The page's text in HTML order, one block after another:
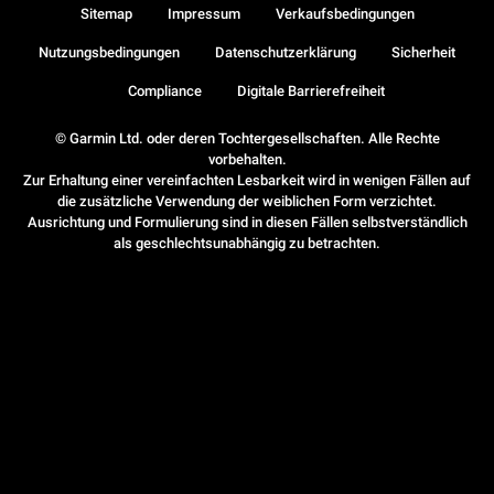
© Garmin Ltd. oder deren Tochtergesellschaften. Alle Rechte
vorbehalten.
Zur Erhaltung einer vereinfachten Lesbarkeit wird in wenigen Fällen auf
die zusätzliche Verwendung der weiblichen Form verzichtet.
Ausrichtung und Formulierung sind in diesen Fällen selbstverständlich
als geschlechtsunabhängig zu betrachten.
Sitemap Impressum Verkaufsbedingungen
Nutzungsbedingungen Datenschutzerklärung Sicherheit
Compliance Digitale Barrierefreiheit